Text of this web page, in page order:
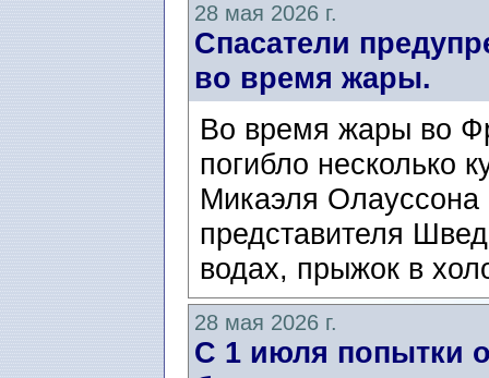
28 мая 2026 г.
Спасатели
во время жары.
Во время жары во
погибло несколько
Микаэля
представителя
водах, прыжок в
28 мая 2026 г.
С 1 июля попытки